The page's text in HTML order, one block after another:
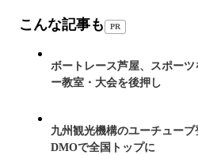
こんな記事も PR
ボートレース芦屋、スポー
ー教室・大会を後押し
九州観光機構のユーチュー
DMOで全国トップに